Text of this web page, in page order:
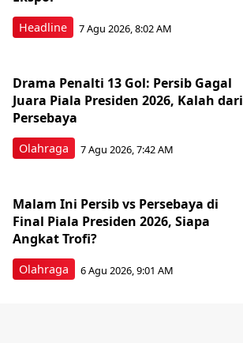
Headline 7 Agu 2026, 8:02 AM
Olahraga
Drama Penalti 13 Gol: Persib Gagal
Juara Piala Presiden 2026, Kalah dari
Persebaya
7 Agu 2026, 7:42 AM
Olahraga
Malam Ini Persib vs Persebaya di
Final Piala Presiden 2026, Siapa
Angkat Trofi?
6 Agu 2026, 9:01 AM